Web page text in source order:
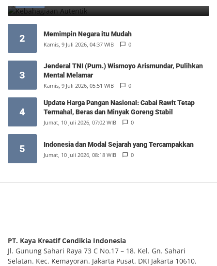
2 Memimpin Negara itu Mudah
Kamis, 9 Juli 2026, 04:37 WIB 0
3
Jenderal TNI (Purn.) Wismoyo Arismundar, Pulihkan
Mental Melamar
Kamis, 9 Juli 2026, 05:51 WIB 0
4
Update Harga Pangan Nasional: Cabai Rawit Tetap
Termahal, Beras dan Minyak Goreng Stabil
Jumat, 10 Juli 2026, 07:02 WIB 0
5 Indonesia dan Modal Sejarah yang Tercampakkan
Jumat, 10 Juli 2026, 08:18 WIB 0
PT. Kaya Kreatif Cendikia Indonesia
Jl. Gunung Sahari Raya 73 C No.17 – 18. Kel. Gn. Sahari
Selatan. Kec. Kemayoran. Jakarta Pusat. DKI Jakarta 10610.